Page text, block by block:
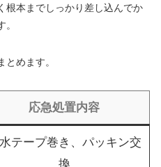
根本までしっかり差し込んでか
めます。
応急処置内容
テープ巻き、パッキン交
換